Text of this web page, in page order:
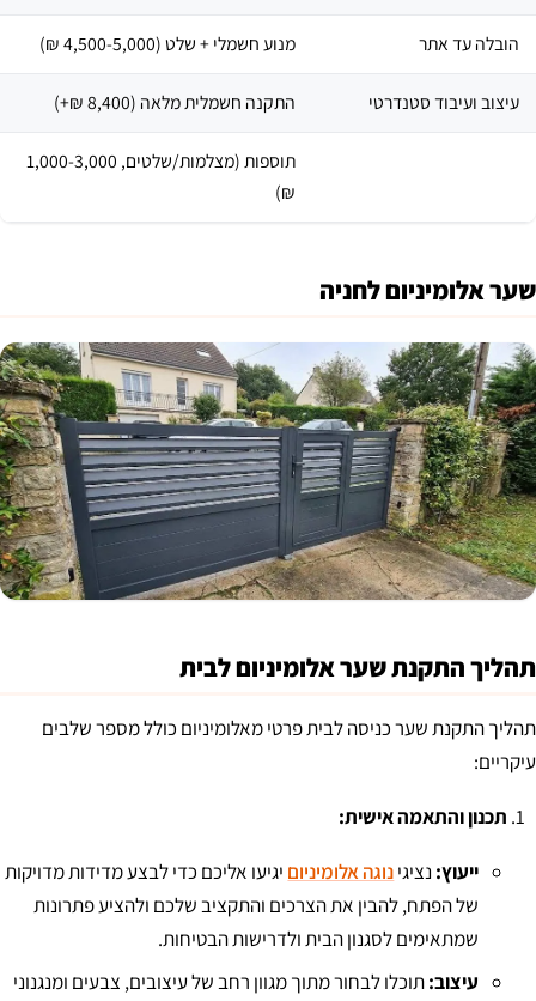
הובלה עד אתר ​ מנוע חשמלי + שלט (4,500-5,000 ₪) ​
עיצוב ועיבוד סטנדרטי ​ התקנה חשמלית מלאה (8,400 ₪+) ​
תוספות (מצלמות/שלטים, 1,000-3,000
₪) ​
שער אלומיניום לחניה
תהליך התקנת שער אלומיניום לבית
תהליך התקנת שער כניסה לבית פרטי מאלומיניום כולל מספר שלבים
עיקריים:
תכנון והתאמה אישית:
ייעוץ: נציגינוגה אלומיניום יגיעו אליכם כדי לבצע מדידות מדויקות
של הפתח, להבין את הצרכים והתקציב שלכם ולהציע פתרונות
שמתאימים לסגנון הבית ולדרישות הבטיחות.
עיצוב:תוכלו לבחור מתוך מגוון רחב של עיצובים, צבעים ומנגנוני